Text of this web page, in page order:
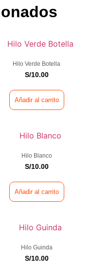
Hilo Verde Botella
S/10.00
Añadir al carrito
Hilo Blanco
S/10.00
Añadir al carrito
Hilo Guinda
S/10.00